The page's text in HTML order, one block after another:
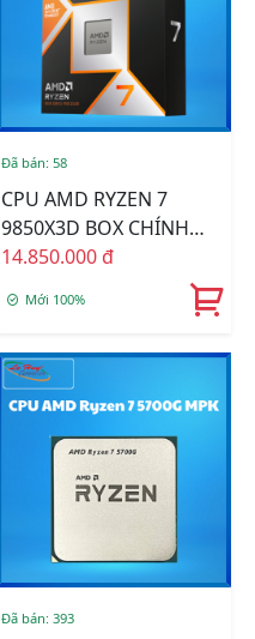
Đã bán: 58
CPU AMD RYZEN 7
9850X3D BOX CHÍNH
HÃNG
14.850.000 đ
Mới 100%
Đã bán: 393